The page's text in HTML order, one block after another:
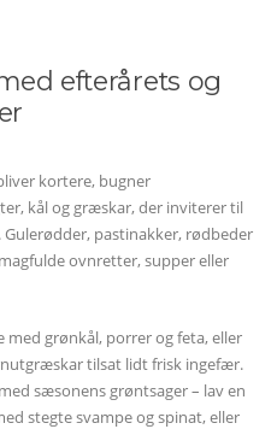
efterårets og
kortere, bugner
kål og græskar, der inviterer til
pastinakker, rødbeder
ovnretter, supper eller
grønkål, porrer og feta, eller
tilsat lidt frisk ingefær.
sæsonens grøntsager – lav en
stegte svampe og spinat, eller